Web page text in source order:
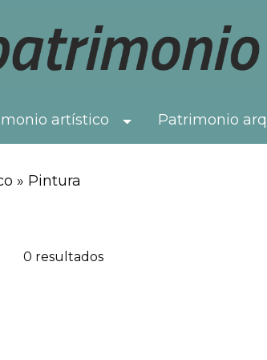
artístico Toggle Dropdown
Patrimonio
» Pintura
0 resultados